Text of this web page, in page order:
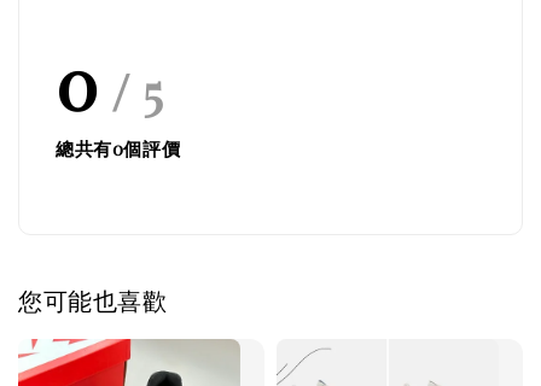
0 / 5
總共有0個評價
您可能也喜歡